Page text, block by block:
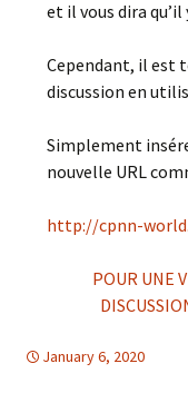
et il vous dira qu’il
Cependant, il est
discussion en
Simplement
nouvelle URL
http://cpnn-
POUR UNE
January 6, 2020